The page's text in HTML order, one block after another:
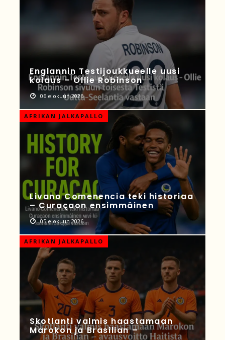
Englannin Testijoukkueelle uusi
kolaus – Ollie Robinson
06 elokuun 2026
AFRIKAN JALKAPALLO
Livano Comenencia teki historiaa
– Curaçaon ensimmäinen
05 elokuun 2026
AFRIKAN JALKAPALLO
Skotlanti valmis haastamaan
Marokon ja Brasilian –